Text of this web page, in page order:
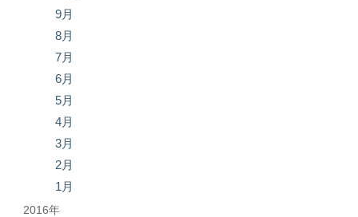
9月
8月
7月
6月
5月
4月
3月
2月
1月
2016年